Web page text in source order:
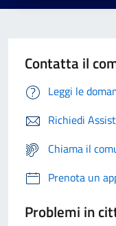
Contatta il
Leggi le
Richiedi
Chiama il
Prenota un
Problemi in